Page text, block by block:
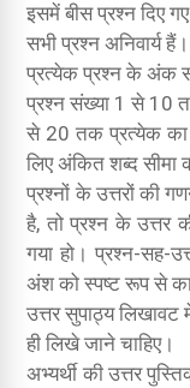
इसमें बीस प्रश्न दिए
सभी प्रश्न अनिवार्य हैं।
प्रत्येक प्रश्न के अंक
प्रश्न संख्या 1 से 10
से 20 तक प्रत्येक का
लिए अंकित शब्द सीमा
प्रश्नों के उत्तरों की
है, तो प्रश्न के उत्तर
गया हो। प्रश्न-सह-
अंश को स्पष्ट रूप से
उत्तर सुपाठ्य लिखावट
ही लिखे जाने चाहिए।
अभ्यर्थी की उत्तर